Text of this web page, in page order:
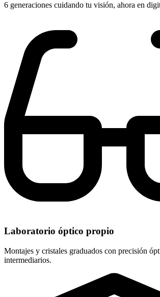
6 generaciones cuidando tu visión, ahora en
Laboratorio óptico propio
Montajes y cristales graduados con precisión
intermediarios.